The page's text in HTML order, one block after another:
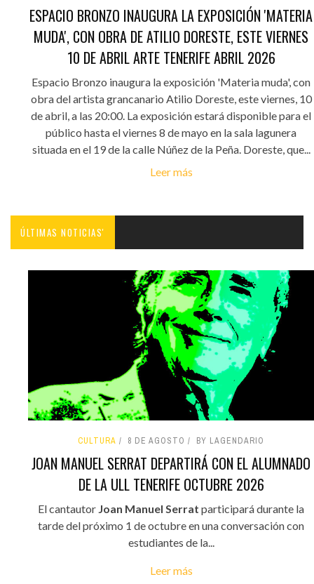
ESPACIO BRONZO INAUGURA LA EXPOSICIÓN 'MATERIA
MUDA', CON OBRA DE ATILIO DORESTE, ESTE VIERNES
10 DE ABRIL ARTE TENERIFE ABRIL 2026
Espacio Bronzo inaugura la exposición 'Materia muda', con
obra del artista grancanario Atilio Doreste, este viernes, 10
de abril, a las 20:00. La exposición estará disponible para el
público hasta el viernes 8 de mayo en la sala lagunera
situada en el 19 de la calle Núñez de la Peña. Doreste, que...
Leer más
ÚLTIMAS NOTICIAS'
CULTURA 8 DE AGOSTO BY LAGENDARIO
JOAN MANUEL SERRAT DEPARTIRÁ CON EL ALUMNADO
DE LA ULL TENERIFE OCTUBRE 2026
El cantautor Joan Manuel Serrat participará durante la
tarde del próximo 1 de octubre en una conversación con
estudiantes de la...
Leer más